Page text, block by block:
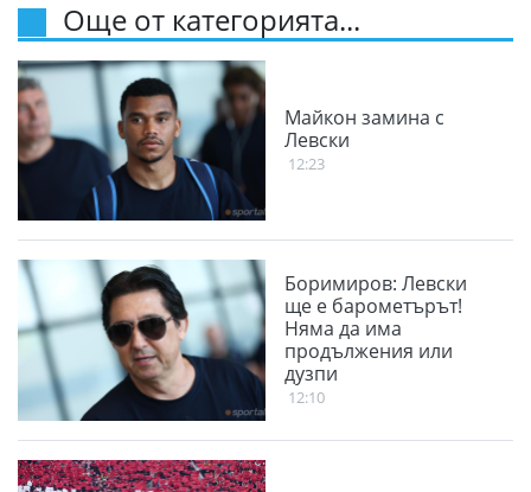
Още от категорията...
Майкон замина с
Левски
12:23
Боримиров: Левски
ще е барометърът!
Няма да има
продължения или
дузпи
12:10